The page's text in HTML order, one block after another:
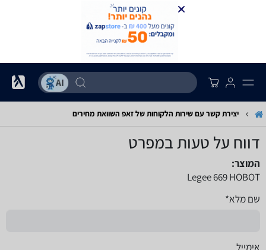
יצירת קשר עם שירות הלקוחות של זאפ השוואת מחירים
דווח על טעות במפרט
המוצר:
Legee 669 HOBOT
שם מלא*
אימייל